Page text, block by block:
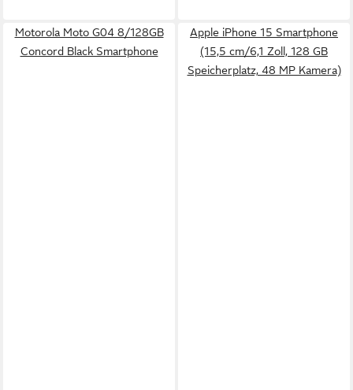
Motorola Moto G04 8/128GB
Concord Black Smartphone
Apple iPhone 15 Smartphone
(15,5 cm/6,1 Zoll, 128 GB
Speicherplatz, 48 MP Kamera)